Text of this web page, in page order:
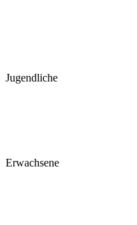
Jugendliche
Erwachsene